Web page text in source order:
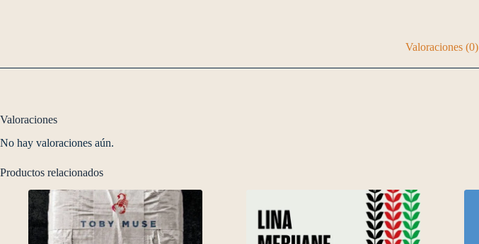
Valoraciones (0)
Valoraciones
No hay valoraciones aún.
Productos relacionados